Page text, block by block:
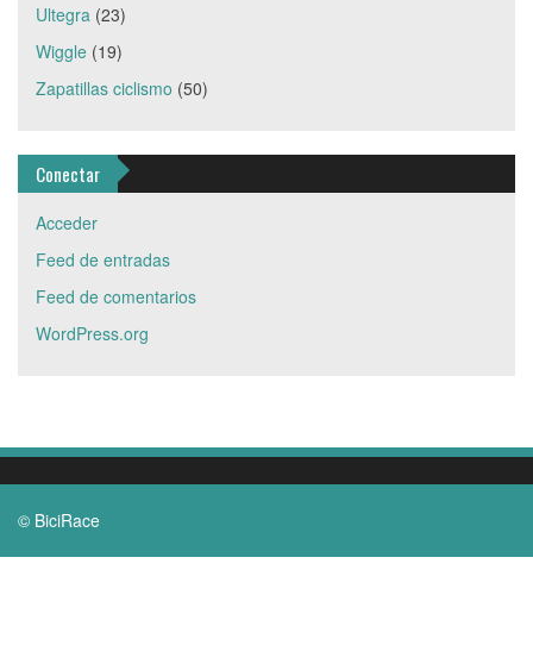
Ultegra (23)
Wiggle (19)
Zapatillas ciclismo (50)
Conectar
Acceder
Feed de entradas
Feed de comentarios
WordPress.org
© BiciRace